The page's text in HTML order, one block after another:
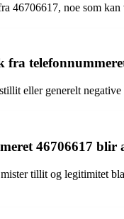
46706617, noe som
eller generelt
46706617 blir
tillit og legitimitet